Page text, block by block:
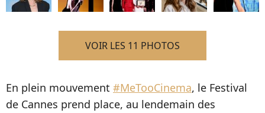
VOIR LES 11 PHOTOS
En plein mouvement #MeTooCinema, le Festival
de Cannes prend place, au lendemain des